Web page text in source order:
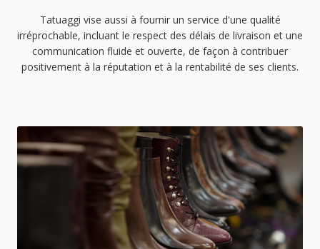
Tatuaggi vise aussi à fournir un service d'une qualité
irréprochable, incluant le respect des délais de livraison et une
communication fluide et ouverte, de façon à contribuer
positivement à la réputation et à la rentabilité de ses clients.